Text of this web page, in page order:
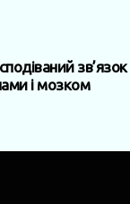
і мозком